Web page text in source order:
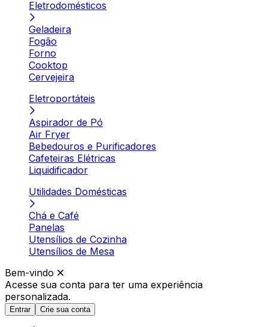
Eletrodomésticos
Geladeira
Fogão
Forno
Cooktop
Cervejeira
Eletroportáteis
Aspirador de Pó
Air Fryer
Bebedouros e Purificadores
Cafeteiras Elétricas
Liquidificador
Utilidades Domésticas
Chá e Café
Panelas
Utensílios de Cozinha
Utensílios de Mesa
Bem-vindo
Acesse sua conta para ter uma experiência
personalizada.
Entrar Crie sua conta